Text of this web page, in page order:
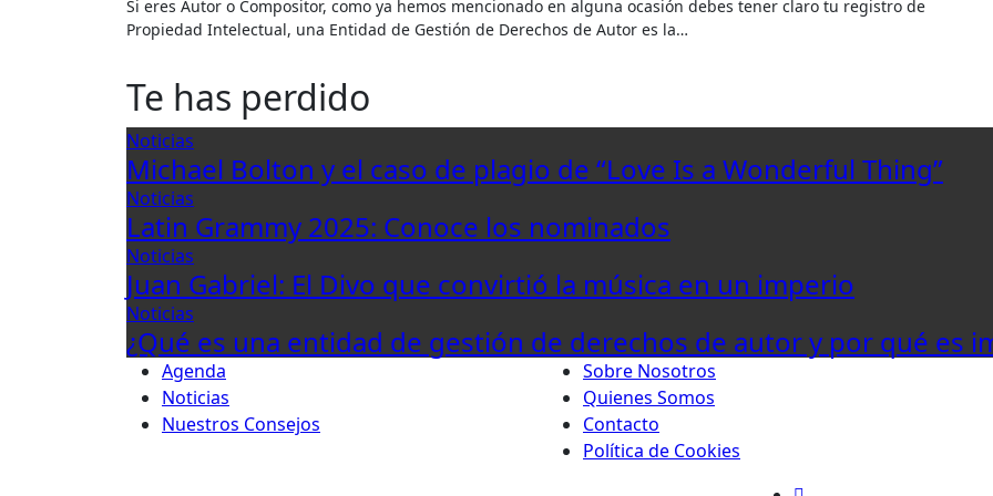
Si eres Autor o Compositor, como ya hemos mencionado en alguna ocasión debes tener claro tu registro de
Propiedad Intelectual, una Entidad de Gestión de Derechos de Autor es la…
Te has perdido
Noticias
Michael Bolton y el caso de plagio de “Love Is a Wonderful Thing”
Noticias
Latin Grammy 2025: Conoce los nominados
Noticias
Juan Gabriel: El Divo que convirtió la música en un imperio
Noticias
¿Qué es una entidad de gestión de derechos de autor y por qué es
Agenda
Noticias
Nuestros Consejos
Sobre Nosotros
Quienes Somos
Contacto
Política de Cookies